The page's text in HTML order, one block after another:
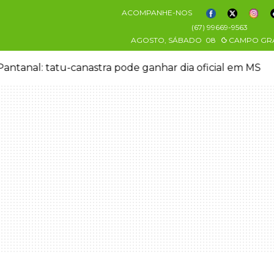
ACOMPANHE-NOS
(67) 99669-9563
AGOSTO, SÁBADO 08 CAMPO
tatu-canastra pode ganhar dia oficial em MS